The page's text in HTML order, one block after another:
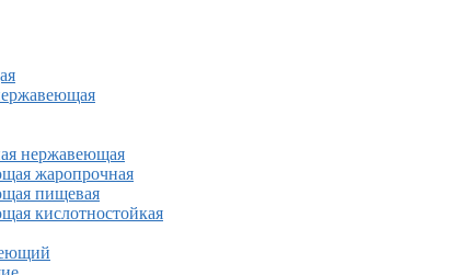
нержавеющая
жаропрочная
пищевая
кислотностойкая